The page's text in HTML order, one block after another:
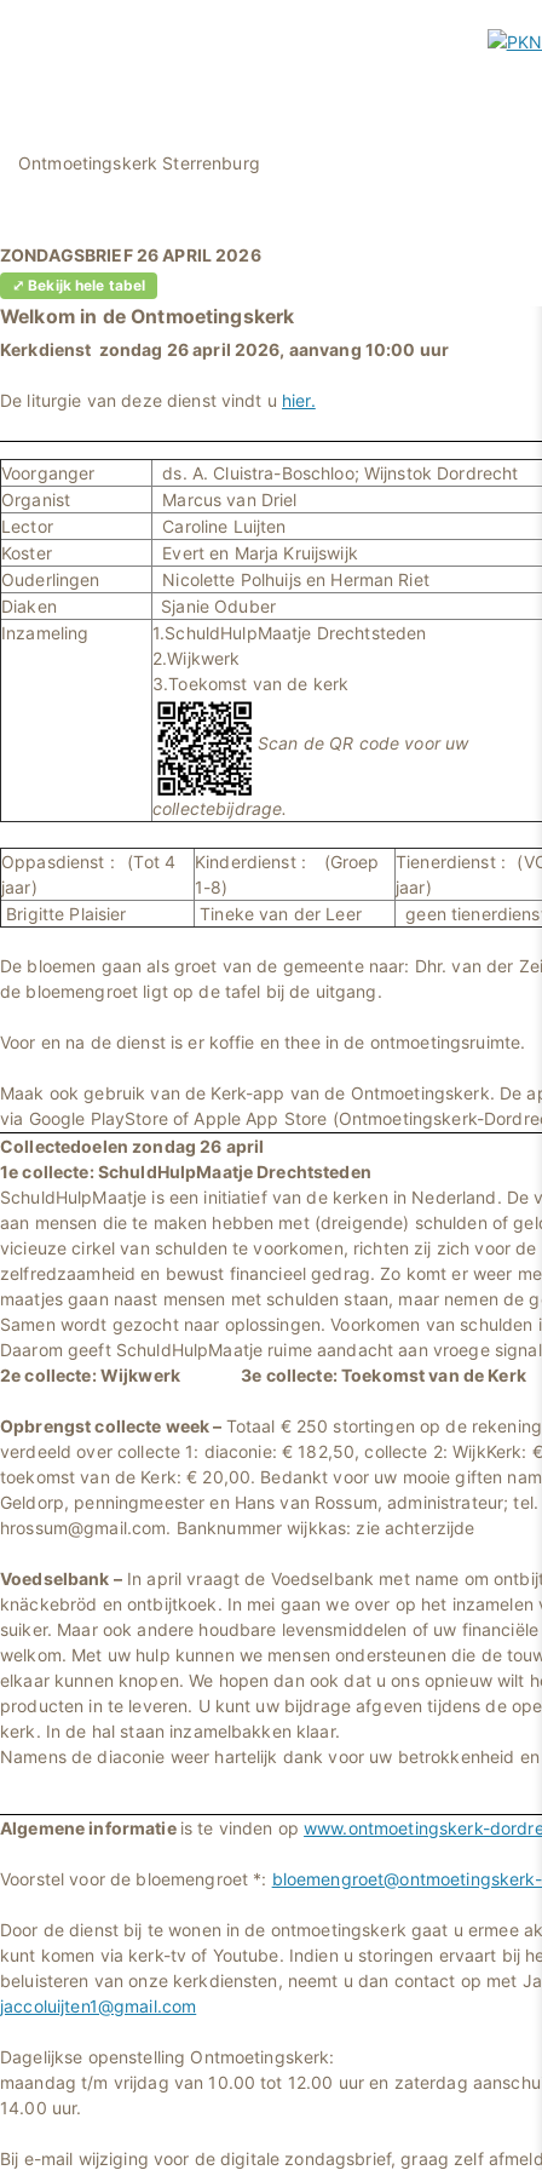
Ontmoetingskerk Sterrenburg
ZONDAGSBRIEF 26 APRIL 2026
⤢ Bekijk hele tabel
Welkom in de Ontmoetingskerk
Kerkdienst zondag 26 april 2026, aanvang 10:00 uur
De liturgie van deze dienst vindt u hier.
Voorganger
ds. A. Cluistra-Boschloo; Wijnstok Dordrecht
Organist
Marcus van Driel
Lector
Caroline Luijten
Koster
Evert en Marja Kruijswijk
Ouderlingen
Nicolette Polhuijs en Herman Riet
Diaken
Sjanie Oduber
Inzameling
1.SchuldHulpMaatje Drechtsteden
2.Wijkwerk
3.Toekomst van de kerk
Scan de QR code voor uw
collectebijdrage.
Oppasdienst :
(Tot 4
jaar)
Kinderdienst :
(Groep
1-8)
Tienerdienst :
jaar)
Brigitte Plaisier
Tineke van der Leer geen
De bloemen gaan als groet van de gemeente naar: Dhr. van der
de bloemengroet ligt op de tafel bij de uitgang.
Voor en na de dienst is er koffie en thee in de ontmoetingsruimte.
Maak ook gebruik van de Kerk-app van de Ontmoetingskerk. De
via Google PlayStore of Apple App Store (Ontmoetingskerk-
Collectedoelen zondag 26 april
1e collecte: SchuldHulpMaatje Drechtsteden
SchuldHulpMaatje is een initiatief van de kerken in Nederland. De
aan mensen die te maken hebben met (dreigende) schulden of
vicieuze cirkel van schulden te voorkomen, richten zij zich voor
zelfredzaamheid en bewust financieel gedrag. Zo komt er weer
maatjes gaan naast mensen met schulden staan, maar nemen de
Samen wordt gezocht naar oplossingen. Voorkomen van schulden
Daarom geeft SchuldHulpMaatje ruime aandacht aan vroege
2e collecte: Wijkwerk 3e collecte: Toekomst van de Kerk
Opbrengst collecte week – Totaal € 250 stortingen op de
verdeeld over collecte 1: diaconie: € 182,50, collecte 2: WijkKerk:
toekomst van de Kerk: € 20,00. Bedankt voor uw mooie giften
Geldorp, penningmeester en Hans van Rossum, administrateur;
hrossum@gmail.com. Banknummer wijkkas: zie achterzijde
Voedselbank –In april vraagt de Voedselbank met name om
knäckebröd en ontbijtkoek. In mei gaan we over op het inzamelen
suiker. Maar ook andere houdbare levensmiddelen of uw
welkom. Met uw hulp kunnen we mensen ondersteunen die de
elkaar kunnen knopen. We hopen dan ook dat u ons opnieuw wilt
producten in te leveren. U kunt uw bijdrage afgeven tijdens de
kerk. In de hal staan inzamelbakken klaar.
Namens de diaconie weer hartelijk dank voor uw betrokkenheid
Algemene informatie is te vinden opwww.ontmoetingskerk-
Voorstel voor de bloemengroet *:
Door de dienst bij te wonen in de ontmoetingskerk gaat u ermee
kunt komen via kerk-tv of Youtube. Indien u storingen ervaart bij
beluisteren van onze kerkdiensten, neemt u dan contact op met
jaccoluijten1@gmail.com
Dagelijkse openstelling Ontmoetingskerk:
maandag t/m vrijdag van 10.00 tot 12.00 uur en zaterdag
14.00 uur.
Bij e-mail wijziging voor de digitale zondagsbrief, graag zelf